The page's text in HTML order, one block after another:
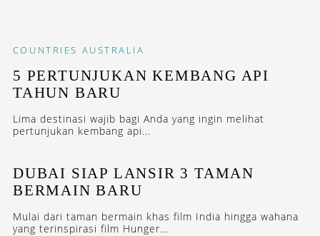
COUNTRIES AUSTRALIA
5 PERTUNJUKAN KEMBANG API
TAHUN BARU
Lima destinasi wajib bagi Anda yang ingin melihat
pertunjukan kembang api...
DUBAI SIAP LANSIR 3 TAMAN
BERMAIN BARU
Mulai dari taman bermain khas film India hingga wahana
yang terinspirasi film Hunger...